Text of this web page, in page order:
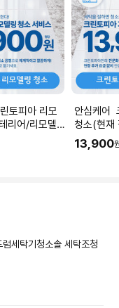
토피아 리모
리어/리모델
공간 평수에
력해주세요.
안심케어
청소(현재
소) I 공간
을 입력해
13,900
세탁기청소솔 세탁조청